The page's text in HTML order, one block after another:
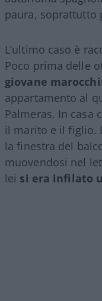
paura, soprattutto
L’ultimo caso è
Poco prima delle
giovane
appartamento al
Palmeras. In casa
il marito e il figlio.
la finestra del
muovendosi nel
lei si era infilato